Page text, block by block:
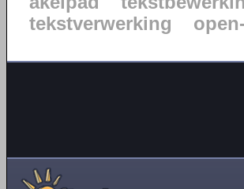
tekstverwerking